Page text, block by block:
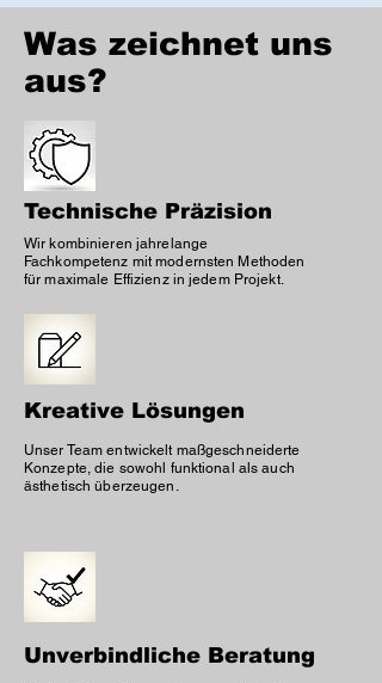
Was zeichnet uns
aus?
Technische Präzision
Wir kombinieren jahrelange
Fachkompetenz mit modernsten Methoden
für maximale Effizienz in jedem Projekt.
Kreative Lösungen
Unser Team entwickelt maßgeschneiderte
Konzepte, die sowohl funktional als auch
ästhetisch überzeugen.
Unverbindliche Beratung